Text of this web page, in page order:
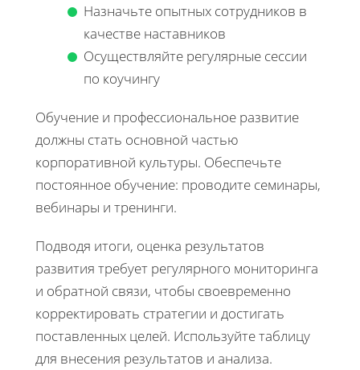
Назначьте опытных сотрудников в
качестве наставников
Осуществляйте регулярные сессии
по коучингу
Обучение и профессиональное развитие
должны стать основной частью
корпоративной культуры. Обеспечьте
постоянное обучение: проводите семинары,
вебинары и тренинги.
Подводя итоги, оценка результатов
развития требует регулярного мониторинга
и обратной связи, чтобы своевременно
корректировать стратегии и достигать
поставленных целей. Используйте таблицу
для внесения результатов и анализа.